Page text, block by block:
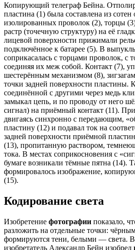
Копирующий телеграф Бейна.
пластина (1) была составлена из сотен
изолированных проволок (2), торцы
растр (точечную структуру) на её
лицевой поверхности прижимали
подключённое к батарее (5). В
соприкасалась с торцами проволок, с
соединяя их меж собой. Контакт (7),
шестерённым механизмом (8),
точки задней поверхности пластины.
соединённой с другими через медь
замыкал цепь, и по проводу от него
сигнал) на приёмный контакт (11).
двигаясь синхронно с передающим,
пластину (12) и подавал ток на
задней поверхности приёмной
(13), пропитанную раствором,
тока. В местах соприкосновения с
бумаге возникали тёмные пятна (14).
формировалось изображение,
(15).
Кодирование света
Изобретение фотографии показало,
разложить на отдельные точки:
формируются тени, белыми — света. В
изобретатель Александр Бейн изобрел